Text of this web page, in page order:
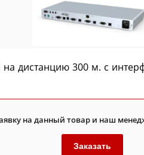
дистанцию 300 м. с
на данный товар и наш
Заказать